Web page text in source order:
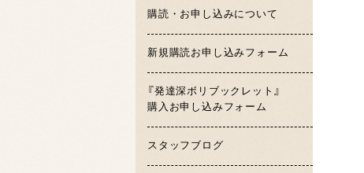
購読・お申し込みについて
新規購読お申し込みフォーム
『発達深ボリブックレット』
購入お申し込みフォーム
スタッフブログ